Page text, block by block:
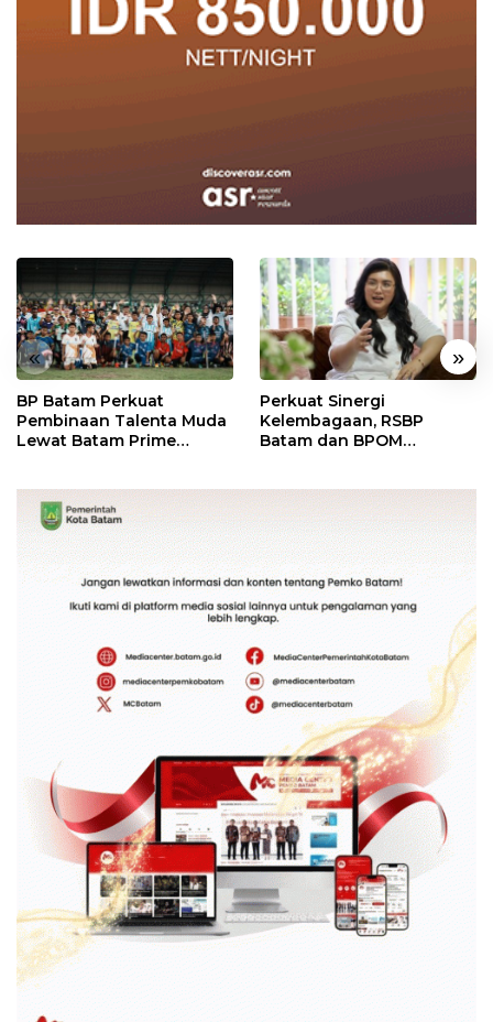
« »
BP Batam Perkuat
Pembinaan Talenta Muda
Lewat Batam Prime
Perkuat Sinergi
Kelembagaan, RSBP
Batam dan BPOM